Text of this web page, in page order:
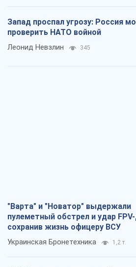
Запад проспал угрозу: Россия
проверить НАТО войной
Леонид Невзлин 345
"Варта" и "Новатор" выдержали
пулеметный обстрел и удар
сохранив жизнь офицеру ВСУ
Украинская Бронетехника 1,2 т.